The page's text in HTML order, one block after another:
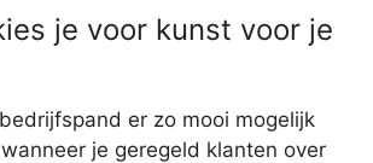
je voor kunst voor je
er zo mooi mogelijk
je geregeld klanten over